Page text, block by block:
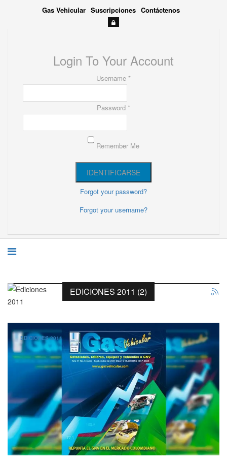
Gas Vehicular Suscripciones Contáctenos
Login To Your Account
Username *
Password *
Remember Me
Forgot your password?
Forgot your username?
EDICIONES 2011 (2)
EDICIONES 2011